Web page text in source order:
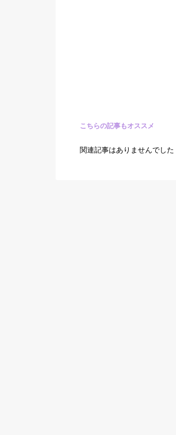
こちらの記事もオススメ
関連記事はありませんでした